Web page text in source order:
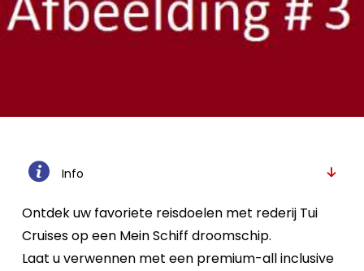
Info
Ontdek uw favoriete reisdoelen met rederij Tui
Cruises op een Mein Schiff droomschip.
Laat u verwennen met een premium-all inclusive